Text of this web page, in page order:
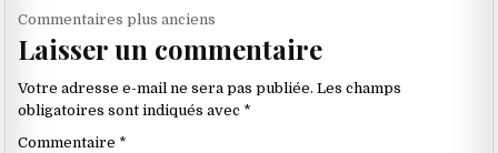
Navigation
dans
les
commentaires
Commentaires plus anciens
Laisser un commentaire
Votre adresse e-mail ne sera pas publiée. Les champs
obligatoires sont indiqués avec *
Commentaire *